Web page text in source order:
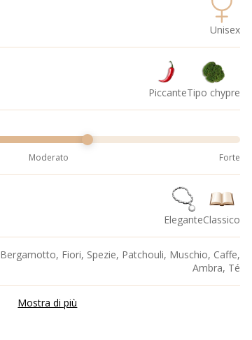
Unisex
PiccanteTipo chypre
Moderato Forte
EleganteClassico
Bergamotto, Fiori, Spezie, Patchouli, Muschio, Caffe,
Ambra, Té
Mostra di più